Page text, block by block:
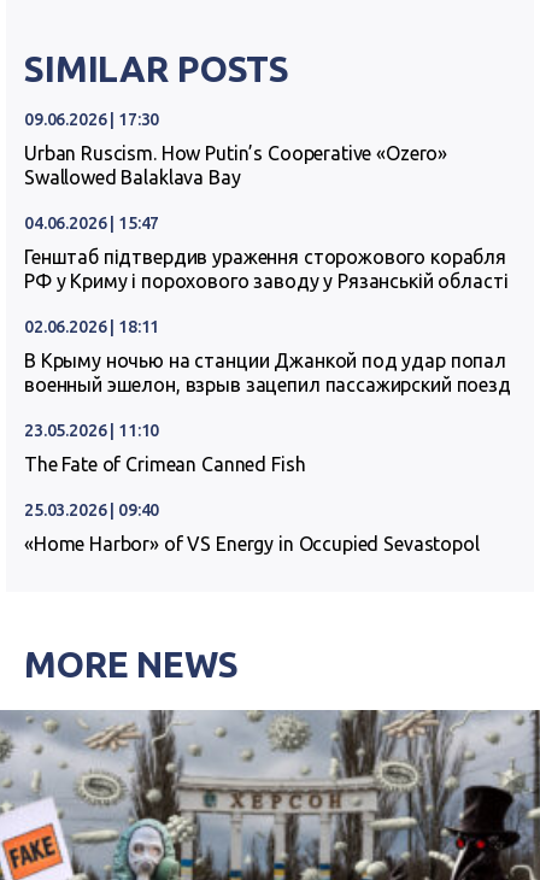
SIMILAR POSTS
09.06.2026 | 17:30
Urban Ruscism. How Putin’s Cooperative «Ozero»
Swallowed Balaklava Bay
04.06.2026 | 15:47
Генштаб підтвердив ураження сторожового корабля
РФ у Криму і порохового заводу у Рязанській області
02.06.2026 | 18:11
В Крыму ночью на станции Джанкой под удар попал
военный эшелон, взрыв зацепил пассажирский поезд
23.05.2026 | 11:10
The Fate of Crimean Canned Fish
25.03.2026 | 09:40
«Home Harbor» of VS Energy in Occupied Sevastopol
MORE NEWS